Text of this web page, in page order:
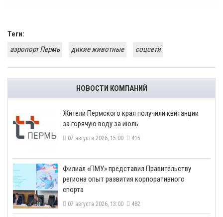
Теги:
аэропорт Пермь
дикие животные соцсети
НОВОСТИ КОМПАНИЙ
​Жители Пермского края получили квитанции
за горячую воду за июль
07 августа 2026, 15:00 415
​Филиал «ПМУ» представил Правительству
региона опыт развития корпоративного
спорта
07 августа 2026, 13:00 482